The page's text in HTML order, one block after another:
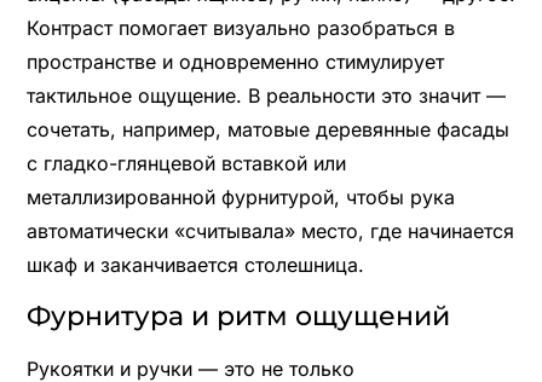
Контраст помогает визуально разобраться в
пространстве и одновременно стимулирует
тактильное ощущение. В реальности это значит —
сочетать, например, матовые деревянные фасады
с гладко-глянцевой вставкой или
металлизированной фурнитурой, чтобы рука
автоматически «считывала» место, где начинается
шкаф и заканчивается столешница.
Фурнитура и ритм ощущений
Рукоятки и ручки — это не только